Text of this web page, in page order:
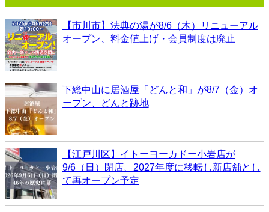
【市川市】法典の湯が8/6（木）リニューアル
オープン、料金値上げ・会員制度は廃止
下総中山に居酒屋「どんと和」が8/7（金）オ
ープン、どんと跡地
【江戸川区】イトーヨーカドー小岩店が
9/6（日）閉店、2027年度に移転し新店舗とし
て再オープン予定